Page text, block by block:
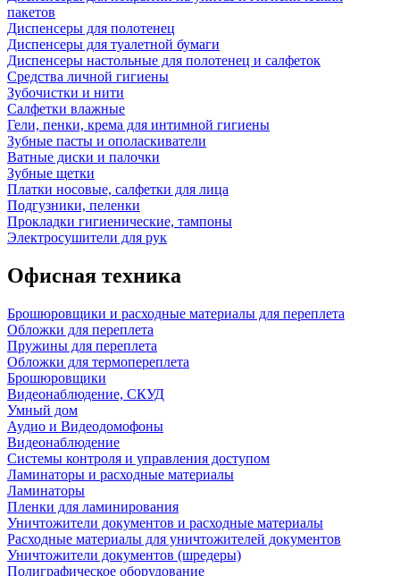
пакетов
Диспенсеры для полотенец
Диспенсеры для туалетной бумаги
Диспенсеры настольные для полотенец и салфеток
Средства личной гигиены
Зубочистки и нити
Салфетки влажные
Гели, пенки, крема для интимной гигиены
Зубные пасты и ополаскиватели
Ватные диски и палочки
Зубные щетки
Платки носовые, салфетки для лица
Подгузники, пеленки
Прокладки гигиенические, тампоны
Электросушители для рук
Офисная техника
Брошюровщики и расходные материалы для переплета
Обложки для переплета
Пружины для переплета
Обложки для термопереплета
Брошюровщики
Видеонаблюдение, СКУД
Умный дом
Аудио и Видеодомофоны
Видеонаблюдение
Системы контроля и управления доступом
Ламинаторы и расходные материалы
Ламинаторы
Пленки для ламинирования
Уничтожители документов и расходные материалы
Расходные материалы для уничтожителей документов
Уничтожители документов (шредеры)
Полиграфическое оборудование